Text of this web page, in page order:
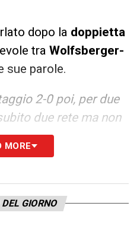
dopo la doppietta
tra Wolfsberger-
sue parole.
2-0 poi, per due
due rete ma non
tanto,
chilometri
anno abbiamo
MORE
GIORNO